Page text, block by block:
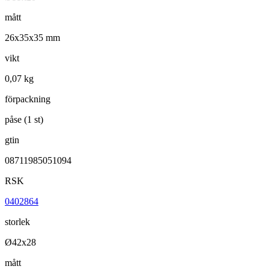
mått
26x35x35 mm
vikt
0,07 kg
förpackning
påse (1 st)
gtin
08711985051094
RSK
0402864
storlek
Ø42x28
mått